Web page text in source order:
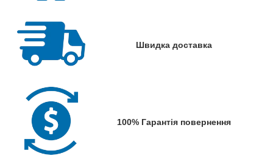
Швидка доставка
100% Гарантія повернення